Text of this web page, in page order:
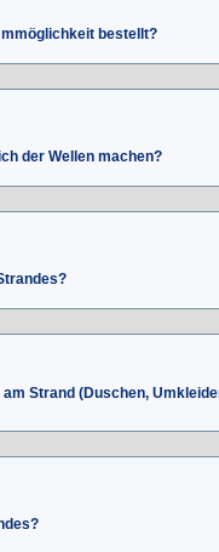
bestellt?
der Wellen machen?
Strand (Duschen,